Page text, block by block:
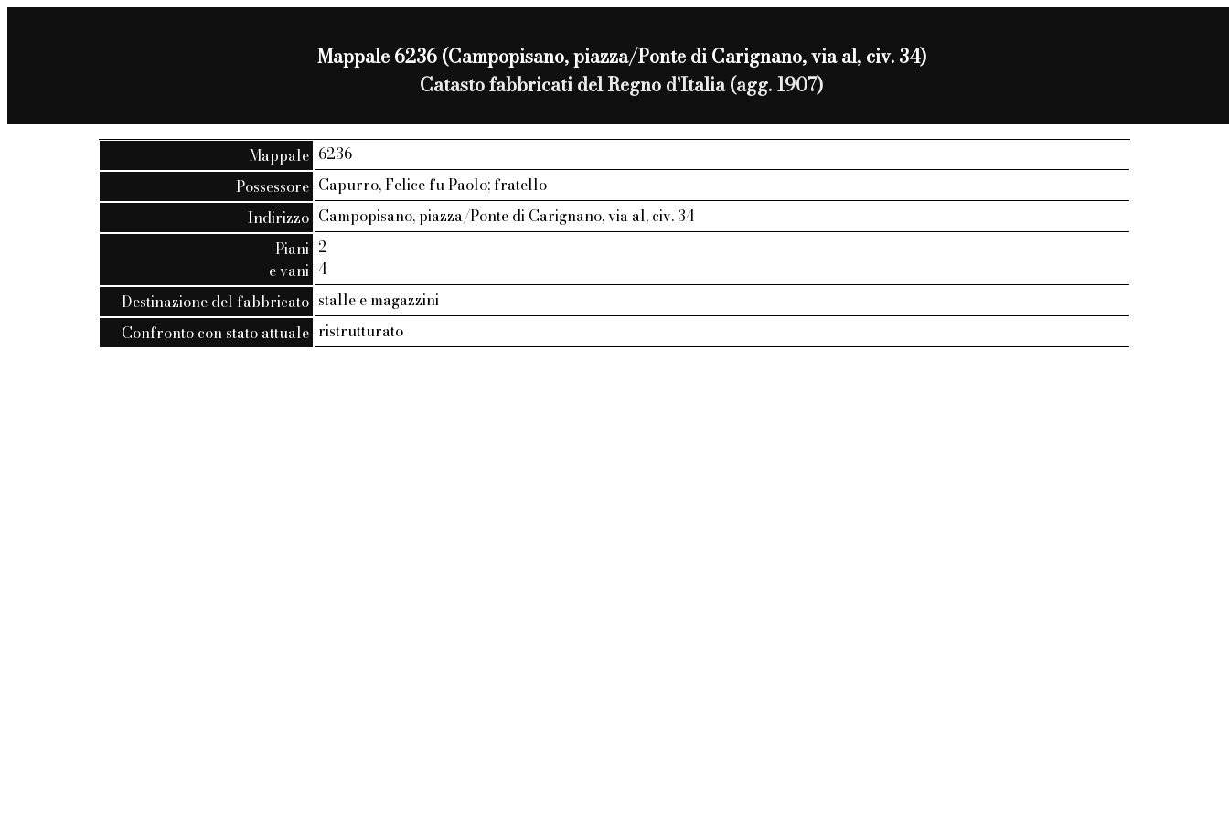
Mappale 6236 (Campopisano, piazza/Ponte di Carignano, via al, civ. 34)
Catasto fabbricati del Regno d'Italia (agg. 1907)
Mappale 6236
Possessore Capurro, Felice fu Paolo; fratello
Indirizzo Campopisano, piazza/Ponte di Carignano, via al, civ. 34
Piani
e vani
2
4
Destinazione del fabbricato stalle e magazzini
Confronto con stato attuale ristrutturato